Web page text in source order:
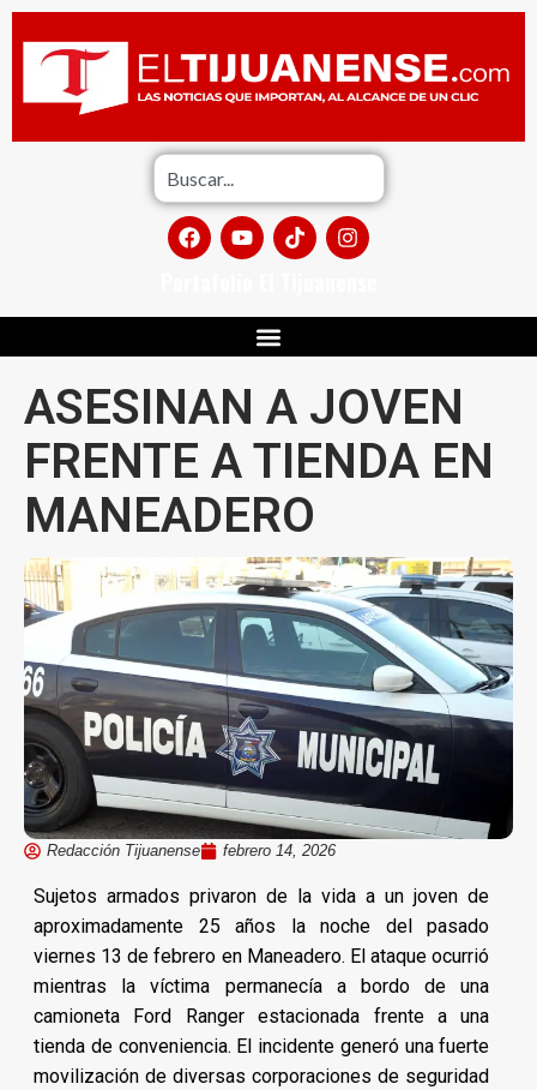
ASESINAN A JOVEN
FRENTE A TIENDA EN
MANEADERO
Redacción Tijuanense febrero 14, 2026
Sujetos armados privaron de la vida a un joven de
aproximadamente 25 años la noche del pasado
viernes 13 de febrero en Maneadero. El ataque ocurrió
mientras la víctima permanecía a bordo de una
camioneta Ford Ranger estacionada frente a una
tienda de conveniencia. El incidente generó una fuerte
movilización de diversas corporaciones de seguridad